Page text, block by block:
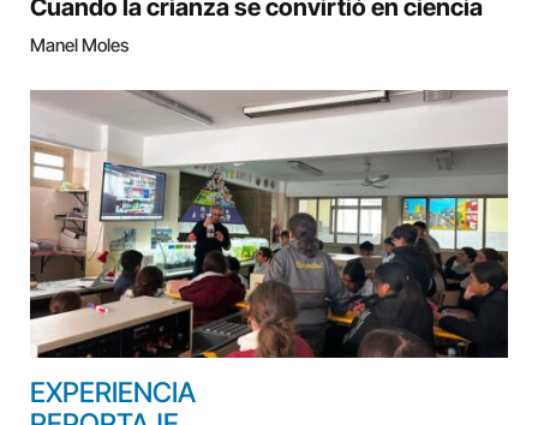
Cuando la crianza se convirtió en ciencia
Manel Moles
EXPERIENCIA